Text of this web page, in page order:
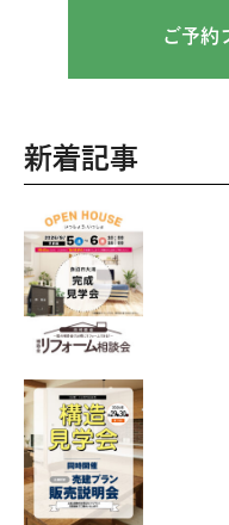
ご予約
新着記事